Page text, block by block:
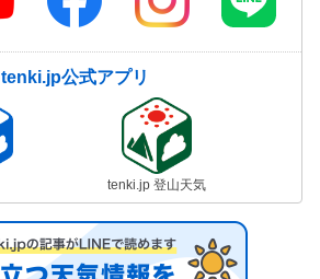
tenki.jp公式アプリ
tenki.jp 登山天気